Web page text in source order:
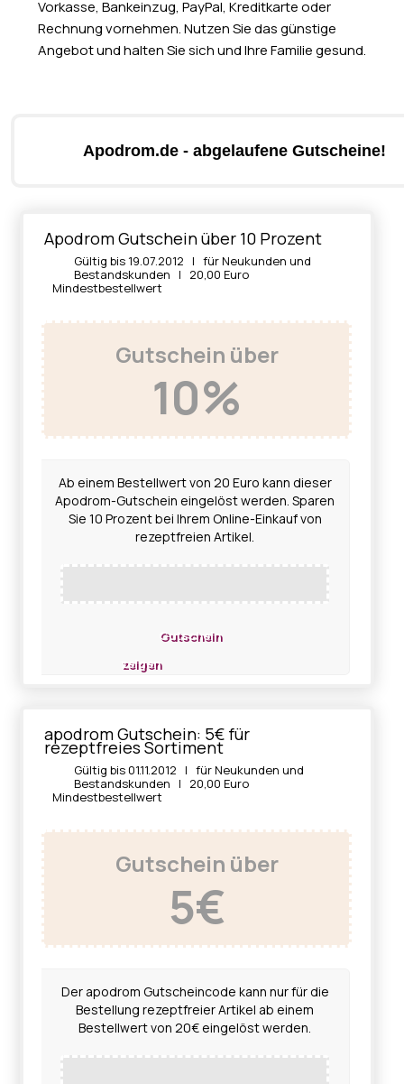
Vorkasse, Bankeinzug, PayPal, Kreditkarte oder
Rechnung vornehmen. Nutzen Sie das günstige
Angebot und halten Sie sich und Ihre Familie gesund.
Apodrom.de - abgelaufene Gutscheine!
Apodrom Gutschein über 10 Prozent
Gültig bis 19.07.2012 | für Neukunden und
Bestandskunden | 20,00 Euro
Mindestbestellwert
Gutschein über
10%
Ab einem Bestellwert von 20 Euro kann dieser
Apodrom-Gutschein eingelöst werden. Sparen
Sie 10 Prozent bei Ihrem Online-Einkauf von
rezeptfreien Artikel.
Gutschein
zeigen
apodrom Gutschein: 5€ für
rezeptfreies Sortiment
Gültig bis 01.11.2012 | für Neukunden und
Bestandskunden | 20,00 Euro
Mindestbestellwert
Gutschein über
5€
Der apodrom Gutscheincode kann nur für die
Bestellung rezeptfreier Artikel ab einem
Bestellwert von 20€ eingelöst werden.